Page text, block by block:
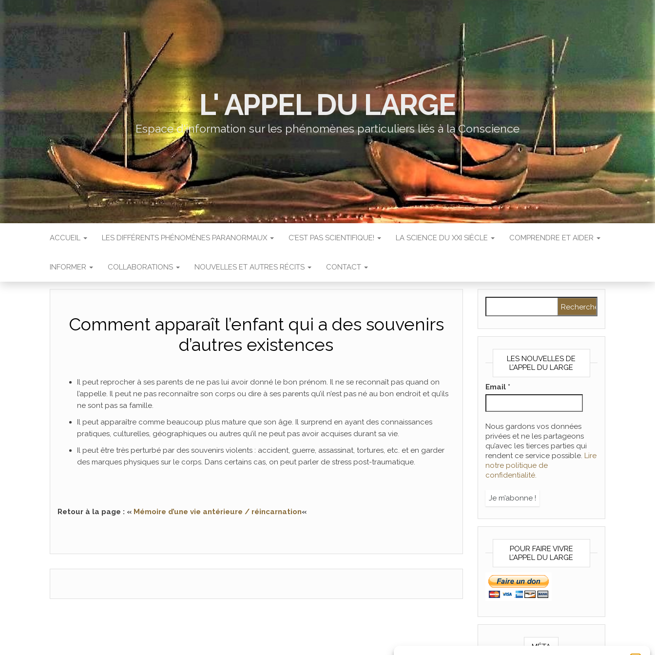
L' APPEL DU LARGE
Espace d'information sur les phénomènes particuliers liés à la Conscience
ACCUEIL LES DIFFÉRENTS PHÉNOMÈNES PARANORMAUX C’EST PAS SCIENTIFIQUE! LA SCIENCE DU XXI SIÈCLE COMPRENDRE ET AIDER
INFORMER COLLABORATIONS NOUVELLES ET AUTRES RÉCITS CONTACT
Comment apparaît l’enfant qui a des souvenirs
d’autres existences
Il peut reprocher à ses parents de ne pas lui avoir donné le bon prénom. Il ne se reconnaît pas quand on
l’appelle. Il peut ne pas reconnaître son corps ou dire à ses parents qu’il n’est pas né au bon endroit et qu’ils
ne sont pas sa famille.
Il peut apparaître comme beaucoup plus mature que son âge. Il surprend en ayant des connaissances
pratiques, culturelles, géographiques ou autres qu’il ne peut pas avoir acquises durant sa vie.
Il peut être très perturbé par des souvenirs violents : accident, guerre, assassinat, tortures, etc. et en garder
des marques physiques sur le corps. Dans certains cas, on peut parler de stress post-traumatique.
Retour à la page : « Mémoire d’une vie antérieure / réincarnation«
LES NOUVELLES DE
L’APPEL DU LARGE
Email *
Nous gardons vos données
privées et ne les partageons
qu’avec les tierces parties qui
rendent ce service possible. Lire
notre politique de
confidentialité.
POUR FAIRE VIVRE
L’APPEL DU LARGE
MÉTA